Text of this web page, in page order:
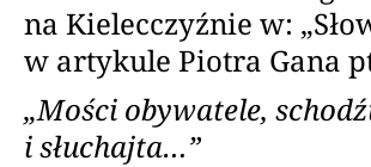
na Kielecczyźnie w:
w artykule Piotra Gana
„Mości obywatele,
i słuchajta…”